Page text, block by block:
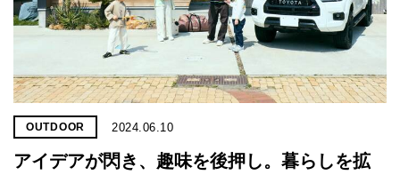
OUTDOOR 2024.06.10
アイデアが閃き、趣味を後押し。暮らしを拡